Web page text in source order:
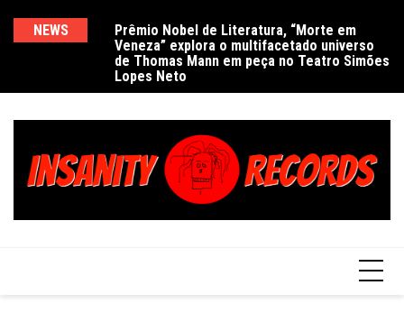
NEWS
Prêmio Nobel de Literatura, “Morte em
Veneza” explora o multifacetado universo
de Thomas Mann em peça no Teatro Simões
Lopes Neto